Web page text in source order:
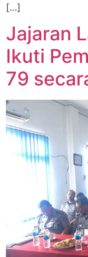
[…]
Jajaran
Ikuti
79